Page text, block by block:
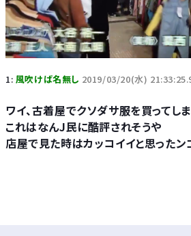
1: 風吹けば名無し 2019/03/20(水)
ワイ、古着屋でクソダサ服を買ってし
これはなんJ民に酷評されそうや
店屋で見た時はカッコイイと思った